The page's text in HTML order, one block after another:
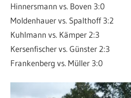
Hinnersmann vs. Boven 3:0
Moldenhauer vs. Spalthoff 3:2
Kuhlmann vs. Kämper 2:3
Kersenfischer vs. Günster 2:3
Frankenberg vs. Müller 3:0